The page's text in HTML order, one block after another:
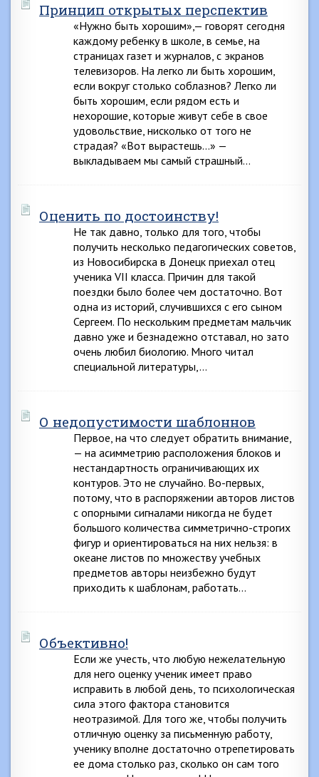
Принцип открытых перспектив
«Нужно быть хорошим»,— говорят сегодня
каждому ребенку в школе, в семье, на
страницах газет и журналов, с экранов
телевизоров. На легко ли быть хорошим,
если вокруг столько соблазнов? Легко ли
быть хорошим, если рядом есть и
нехорошие, которые живут себе в свое
удовольствие, нисколько от того не
страдая? «Вот вырастешь…» —
выкладываем мы самый страшный…
Оценить по достоинству!
Не так давно, только для того, чтобы
получить несколько педагогических советов,
из Новосибирска в Донецк приехал отец
ученика VII класса. Причин для такой
поездки было более чем достаточно. Вот
одна из историй, случившихся с его сыном
Сергеем. По нескольким предметам мальчик
давно уже и безнадежно отставал, но зато
очень любил биологию. Много читал
специальной литературы,…
О недопустимости шаблоннов
Первое, на что следует обратить внимание,
— на асимметрию расположения блоков и
нестандартность ограничивающих их
контуров. Это не случайно. Во-первых,
потому, что в распоряжении авторов листов
с опорными сигналами никогда не будет
большого количества симметрично-строгих
фигур и ориентироваться на них нельзя: в
океане листов по множеству учебных
предметов авторы неизбежно будут
приходить к шаблонам, работать…
Объективно!
Если же учесть, что любую нежелательную
для него оценку ученик имеет право
исправить в любой день, то психологическая
сила этого фактора становится
неотразимой. Для того же, чтобы получить
отличную оценку за письменную работу,
ученику вполне достаточно отрепетировать
ее дома столько раз, сколько он сам того